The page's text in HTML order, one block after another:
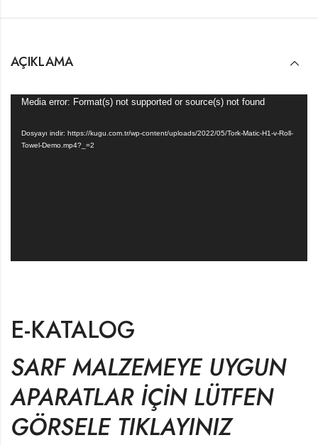
AÇIKLAMA
Video
Media error: Format(s) not supported or source(s) not found
Dosyayı indir: https://kugu.com.tr/wp-content/uploads/2022/05/Tork-Matic-H1-v-Roll-
Towel-Demo.mp4?_=2
E-KATALOG
SARF MALZEMEYE UYGUN
APARATLAR İÇİN LÜTFEN
GÖRSELE TIKLAYINIZ